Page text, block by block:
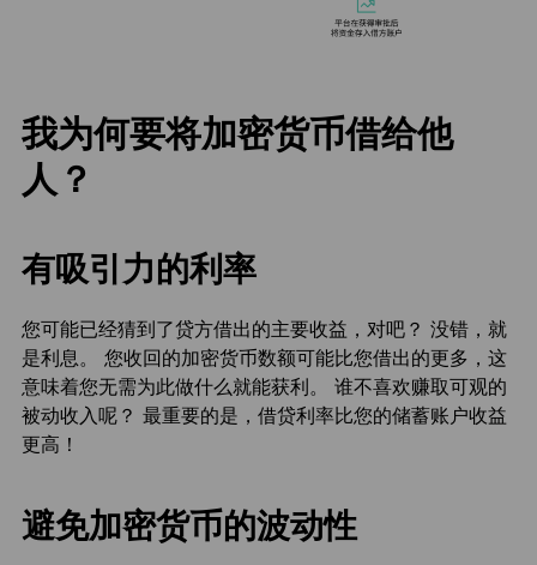
我为何要将加密货币借给他
人？
有吸引力的利率
您可能已经猜到了贷方借出的主要收益，对吧？ 没错，就
是利息。 您收回的加密货币数额可能比您借出的更多，这
意味着您无需为此做什么就能获利。 谁不喜欢赚取可观的
被动收入呢？ 最重要的是，借贷利率比您的储蓄账户收益
更高！
避免加密货币的波动性